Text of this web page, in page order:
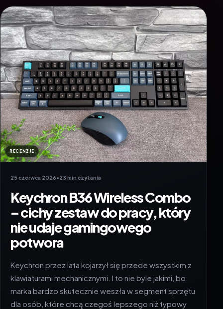
RECENZJE
25 czerwca 2026•23 min czytania
Keychron B36 Wireless Combo
– cichy zestaw do pracy, który
nie udaje gamingowego
potwora
Keychron przez lata kojarzył się przede wszystkim z
klawiaturami mechanicznymi. I to nie byle jakimi, bo
marka bardzo skutecznie weszła w segment sprzętu
dla osób, które chcą czegoś lepszego niż typowy